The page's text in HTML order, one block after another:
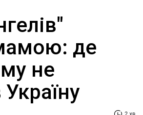
де
не